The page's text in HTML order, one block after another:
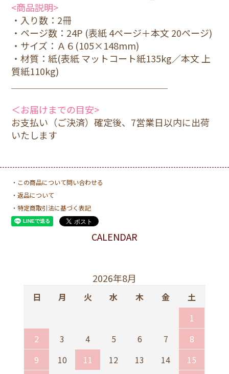
<商品説明>
・入り数：2冊
・ページ数：24P (表紙 4ページ＋本文 20ページ)
・サイズ：Ａ６(105×148mm)
・材質：紙(表紙 マットコート紙135kg／本文 上
質紙110kg)
＜お届けまでの目安>
お支払い（ご決済）確定後、7営業日以内に出荷
いたします
・この商品について問い合わせる
・返品について
・特定商取引法に基づく表記
CALENDAR
2026年8月
日 月 火 水 木 金
土
1
2
3 4 5 6 7
8
9
10 11 12 13 14
15